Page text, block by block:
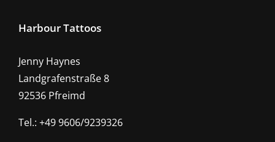
Harbour Tattoos
Jenny Haynes
Landgrafenstraße 8
92536 Pfreimd
Tel.: +49 9606/9239326